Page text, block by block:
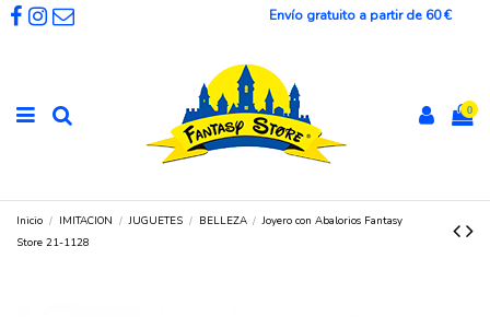
Envío gratuito a partir de 60 €
0
Inicio IMITACION JUGUETES BELLEZA
Joyero con Abalorios Fantasy
Store 21-1128